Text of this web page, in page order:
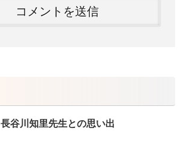
長谷川知里先生との思い出